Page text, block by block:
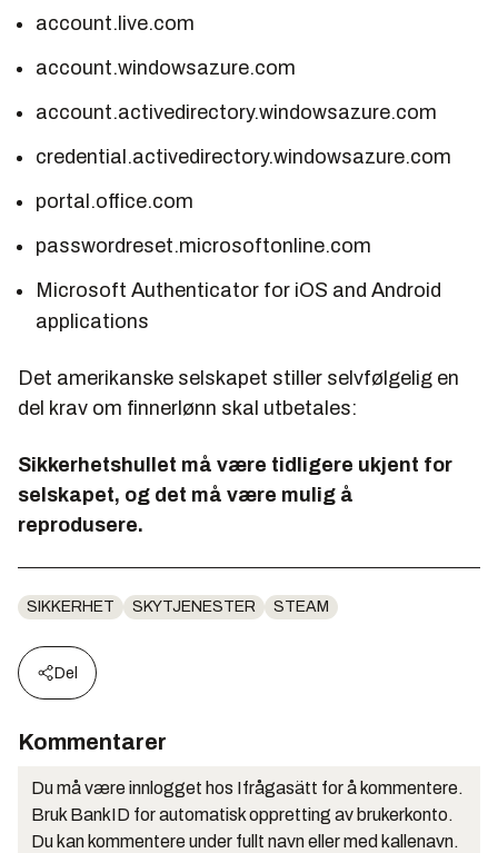
account.live.com
account.windowsazure.com
account.activedirectory.windowsazure.com
credential.activedirectory.windowsazure.com
portal.office.com
passwordreset.microsoftonline.com
Microsoft Authenticator for iOS and Android
applications
Det amerikanske selskapet stiller selvfølgelig en
del krav om finnerlønn skal utbetales:
Sikkerhetshullet må være tidligere ukjent for
selskapet, og det må være mulig å
reprodusere.
SIKKERHET SKYTJENESTER STEAM
Del
Kommentarer
Du må være innlogget hos Ifrågasätt for å kommentere.
Bruk BankID for automatisk oppretting av brukerkonto.
Du kan kommentere under fullt navn eller med kallenavn.